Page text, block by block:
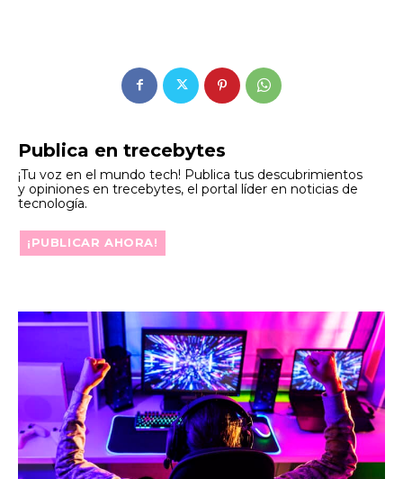
Publica en trecebytes
¡Tu voz en el mundo tech! Publica tus descubrimientos
y opiniones en trecebytes, el portal líder en noticias de
tecnología.
¡PUBLICAR AHORA!